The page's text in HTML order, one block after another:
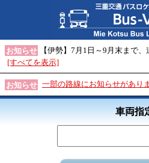
お知らせ
【伊勢】7月1日～9月末まで
[すべてを表示]
お知らせ 一部の路線にお知らせがあり
車両指